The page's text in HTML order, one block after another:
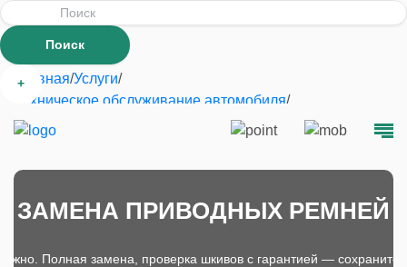
+Главная/Услуги/
Техническое обслуживание автомобиля/
Замена приводных ремней
ЗАМЕНА ПРИВОДНЫХ РЕМНЕЙ
Полная замена, проверка шкивов с гарантией — сохраните